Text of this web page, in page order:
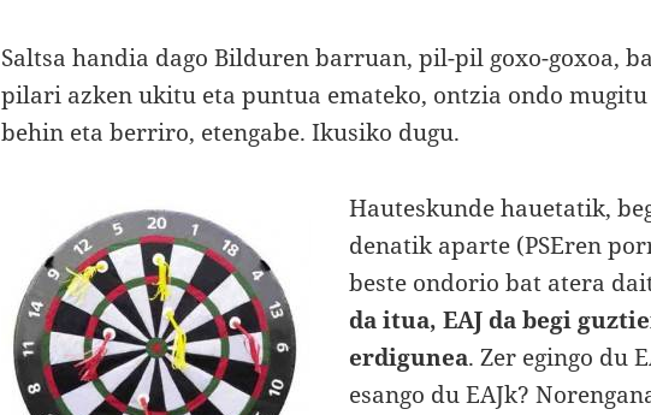
Saltsa handia dago Bilduren barruan, pil-pil goxo-goxoa,
pilari azken ukitu eta puntua emateko, ontzia ondo
behin eta berriro, etengabe. Ikusiko dugu.
Hauteskunde hauetatik,
denatik aparte (PSEren
beste ondorio bat atera
da itua, EAJ da begi
erdigunea. Zer egingo du
esango du EAJk?